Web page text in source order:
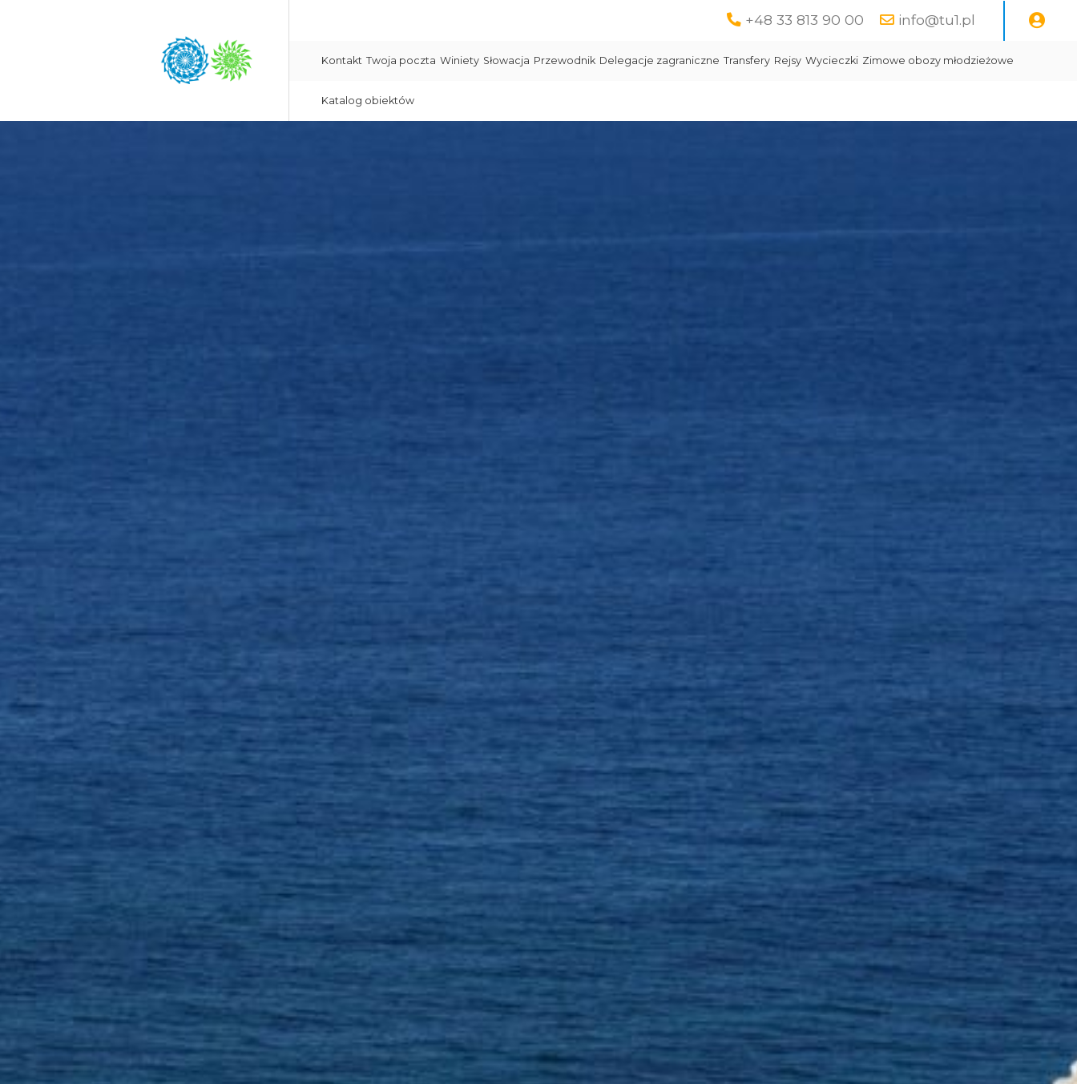
+48 33 813 90 00 info@tu1.pl
Kontakt Twoja poczta Winiety Słowacja Przewodnik Delegacje zagraniczne Transfery Rejsy Wycieczki Zimowe obozy młodzieżowe
Katalog obiektów